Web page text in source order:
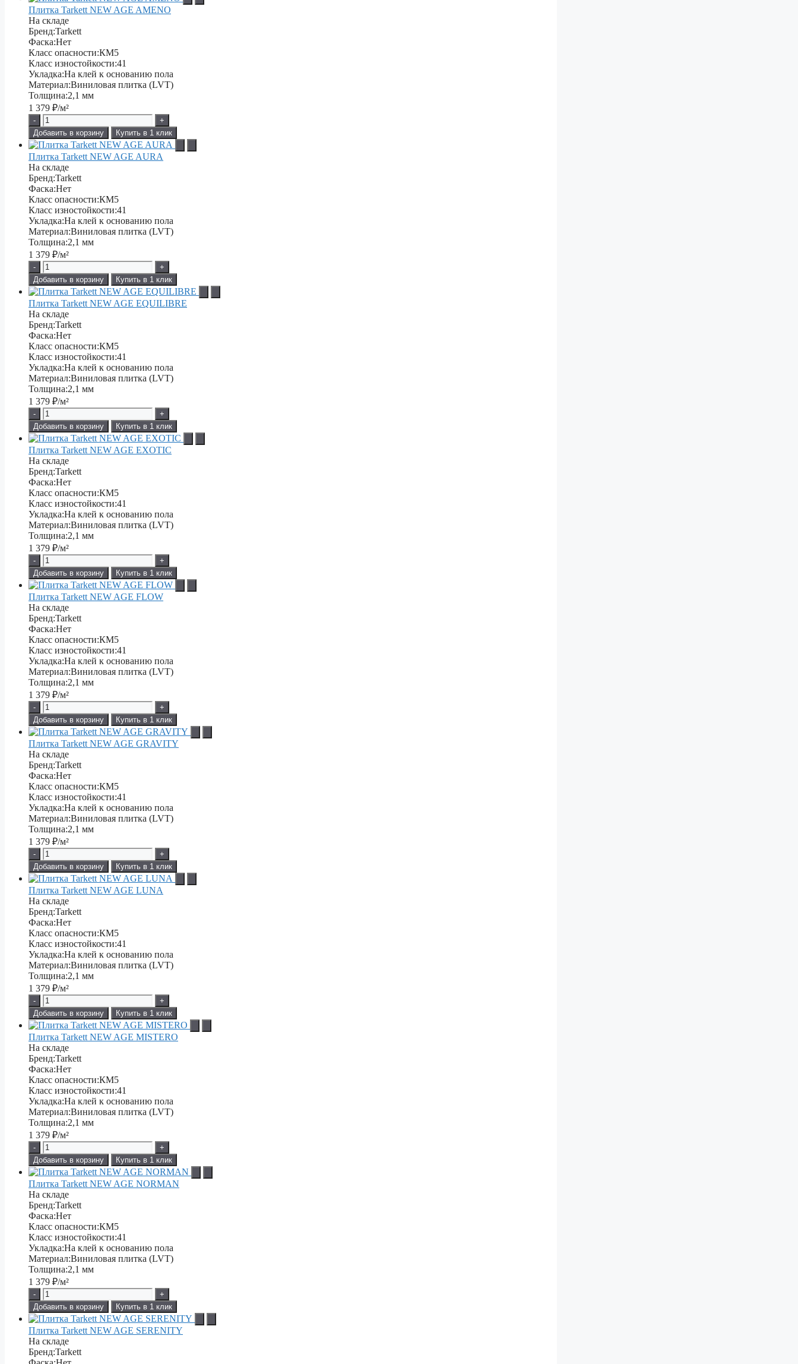
Плитка Tarkett NEW AGE AMENO
На складе
Бренд:Tarkett
Фаска:Нет
Класс опасности:КМ5
Класс изностойкости:41
Укладка:На клей к основанию пола
Материал:Виниловая плитка (LVT)
Толщина:2,1 мм
1 379 ₽/м²
-
+
Добавить в корзину
Купить в 1 клик
Плитка Tarkett NEW AGE AURA
На складе
Бренд:Tarkett
Фаска:Нет
Класс опасности:КМ5
Класс изностойкости:41
Укладка:На клей к основанию пола
Материал:Виниловая плитка (LVT)
Толщина:2,1 мм
1 379 ₽/м²
-
+
Добавить в корзину
Купить в 1 клик
Плитка Tarkett NEW AGE EQUILIBRE
На складе
Бренд:Tarkett
Фаска:Нет
Класс опасности:КМ5
Класс изностойкости:41
Укладка:На клей к основанию пола
Материал:Виниловая плитка (LVT)
Толщина:2,1 мм
1 379 ₽/м²
-
+
Добавить в корзину
Купить в 1 клик
Плитка Tarkett NEW AGE EXOTIC
На складе
Бренд:Tarkett
Фаска:Нет
Класс опасности:КМ5
Класс изностойкости:41
Укладка:На клей к основанию пола
Материал:Виниловая плитка (LVT)
Толщина:2,1 мм
1 379 ₽/м²
-
+
Добавить в корзину
Купить в 1 клик
Плитка Tarkett NEW AGE FLOW
На складе
Бренд:Tarkett
Фаска:Нет
Класс опасности:КМ5
Класс изностойкости:41
Укладка:На клей к основанию пола
Материал:Виниловая плитка (LVT)
Толщина:2,1 мм
1 379 ₽/м²
-
+
Добавить в корзину
Купить в 1 клик
Плитка Tarkett NEW AGE GRAVITY
На складе
Бренд:Tarkett
Фаска:Нет
Класс опасности:КМ5
Класс изностойкости:41
Укладка:На клей к основанию пола
Материал:Виниловая плитка (LVT)
Толщина:2,1 мм
1 379 ₽/м²
-
+
Добавить в корзину
Купить в 1 клик
Плитка Tarkett NEW AGE LUNA
На складе
Бренд:Tarkett
Фаска:Нет
Класс опасности:КМ5
Класс изностойкости:41
Укладка:На клей к основанию пола
Материал:Виниловая плитка (LVT)
Толщина:2,1 мм
1 379 ₽/м²
-
+
Добавить в корзину
Купить в 1 клик
Плитка Tarkett NEW AGE MISTERO
На складе
Бренд:Tarkett
Фаска:Нет
Класс опасности:КМ5
Класс изностойкости:41
Укладка:На клей к основанию пола
Материал:Виниловая плитка (LVT)
Толщина:2,1 мм
1 379 ₽/м²
-
+
Добавить в корзину
Купить в 1 клик
Плитка Tarkett NEW AGE NORMAN
На складе
Бренд:Tarkett
Фаска:Нет
Класс опасности:КМ5
Класс изностойкости:41
Укладка:На клей к основанию пола
Материал:Виниловая плитка (LVT)
Толщина:2,1 мм
1 379 ₽/м²
-
+
Добавить в корзину
Купить в 1 клик
Плитка Tarkett NEW AGE SERENITY
На складе
Бренд:Tarkett